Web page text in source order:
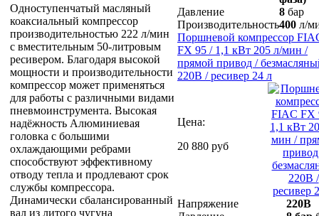
Одноступенчатый масляный
коаксиальный компрессор
производительностью 222 л/мин
с вместительным 50-литровым
ресивером. Благодаря высокой
мощности и производительности
компрессор может применяться
для работы с различными видами
пневмоинструмента. Высокая
надёжность Алюминиевая
головка с большими
охлаждающими ребрами
способствуют эффективному
отводу тепла и продлевают срок
службы компрессора.
Динамически сбалансированный
вал из литого чугуна
Давление
8 бар
Производительность400 л/
Поршневой компрессор
FX 95 / 1,1 кВт 205 л/мин /
прямой привод /
220В / ресивер 24 л
Цена:
20 880 руб
Напряжение
220В